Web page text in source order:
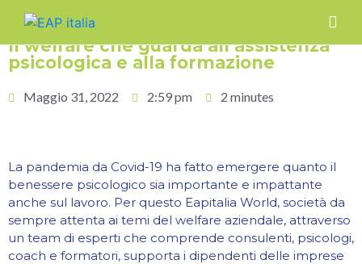
Il welfare che guarda all’assistenza
psicologica e alla formazione
Maggio 31, 2022 2:59 pm 2 minutes
La pandemia da Covid-19 ha fatto emergere quanto il
benessere psicologico sia importante e impattante
anche sul lavoro. Per questo Eapitalia World, società da
sempre attenta ai temi del welfare aziendale, attraverso
un team di esperti che comprende consulenti, psicologi,
coach e formatori, supporta i dipendenti delle imprese